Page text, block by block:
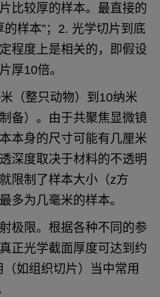
比较厚的样本。最直接的
样本”；2. 光学切片到底
程度上是相关的，即假设
厚10倍。
（整只动物）到10纳米
备）。由于共聚焦显微镜
本身的尺寸可能有几厘米
深度取决于材料的不透明
限制了样本大小（z方
多为几毫米的样本。
极限。根据各种不同的参
正光学截面厚度可达到约
如组织切片）当中常用